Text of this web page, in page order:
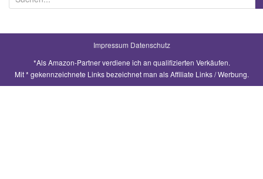
u
a
Impressum Datenschutz
*Als Amazon-Partner verdiene ich an qualifizierten Verkäufen.
Mit * gekennzeichnete Links bezeichnet man als Affiliate Links / Werbung.